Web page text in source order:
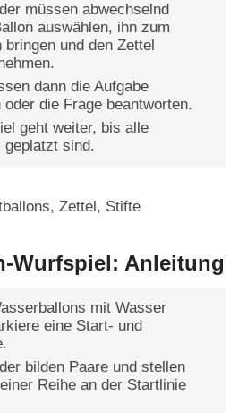
müssen abwechselnd
auswählen, ihn zum
bringen und den Zettel
dann die Aufgabe
oder die Frage beantworten.
geht weiter, bis alle
geplatzt sind.
Zettel, Stifte
Wurfspiel: Anleitung
mit Wasser
eine Start- und
bilden Paare und stellen
Reihe an der Startlinie